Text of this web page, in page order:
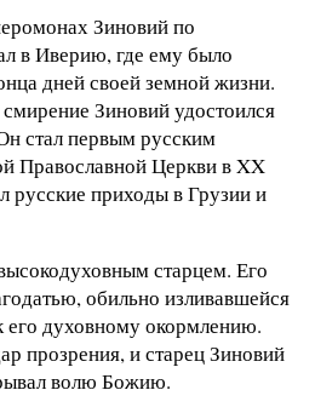
Зиновий по
в Иверию, где ему было
дней своей земной жизни.
Зиновий удостоился
стал первым русским
Православной Церкви в XX
русские приходы в Грузии и
старцем. Его
обильно изливавшейся
его духовному окормлению.
прозрения, и старец Зиновий
волю Божию.